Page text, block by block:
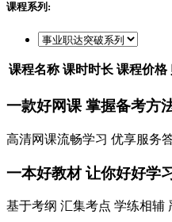
课程系列:
课程名称 课时时长 课程价格
一款好网课 掌握备考方
高清网课流畅学习 优享服务
一本好教材让你好好学
基于考纲 汇集考点 学练相辅